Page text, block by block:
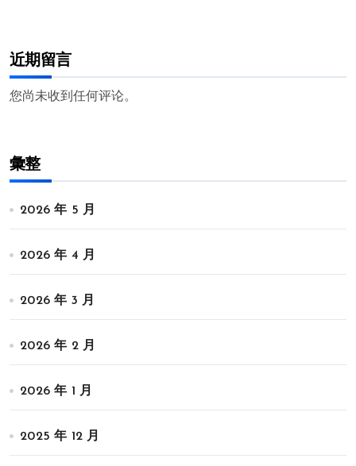
近期留言
您尚未收到任何评论。
彙整
2026 年 5 月
2026 年 4 月
2026 年 3 月
2026 年 2 月
2026 年 1 月
2025 年 12 月